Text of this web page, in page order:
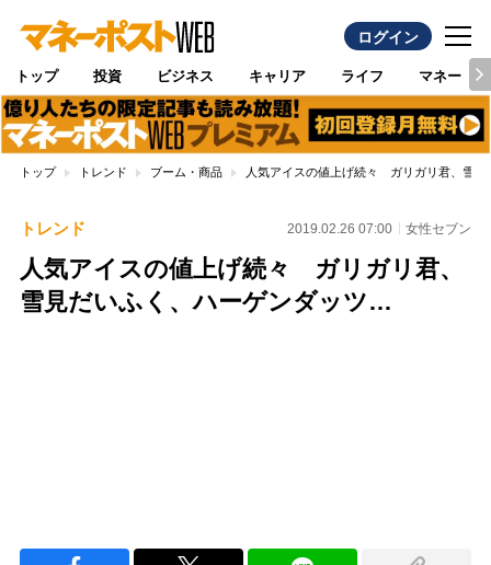
ログイン
トップ 投資 ビジネス キャリア ライフ マネー
トップ トレンド ブーム・商品 人気アイスの値上げ続々 ガリガリ君、雪
トレンド 2019.02.26 07:00 女性セブン
人気アイスの値上げ続々 ガリガリ君、
雪見だいふく、ハーゲンダッツ…